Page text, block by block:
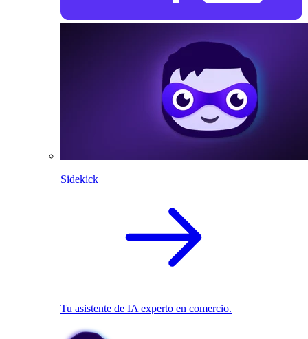
Sidekick
Tu asistente de IA experto en comercio.